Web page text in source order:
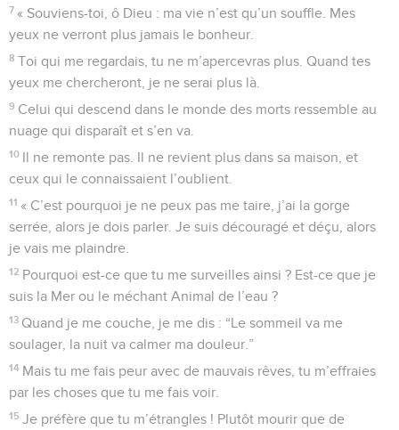
7 « Souviens-toi, ô Dieu : ma vie n’est qu’un souffle. Mes
yeux ne verront plus jamais le bonheur.
8 Toi qui me regardais, tu ne m’apercevras plus. Quand tes
yeux me chercheront, je ne serai plus là.
9 Celui qui descend dans le monde des morts ressemble au
nuage qui disparaît et s’en va.
10 Il ne remonte pas. Il ne revient plus dans sa maison, et
ceux qui le connaissaient l’oublient.
11 « C’est pourquoi je ne peux pas me taire, j’ai la gorge
serrée, alors je dois parler. Je suis découragé et déçu, alors
je vais me plaindre.
12 Pourquoi est-ce que tu me surveilles ainsi ? Est-ce que je
suis la Mer ou le méchant Animal de l’eau ?
13 Quand je me couche, je me dis : “Le sommeil va me
soulager, la nuit va calmer ma douleur.”
14 Mais tu me fais peur avec de mauvais rêves, tu m’effraies
par les choses que tu me fais voir.
15 Je préfère que tu m’étrangles ! Plutôt mourir que de